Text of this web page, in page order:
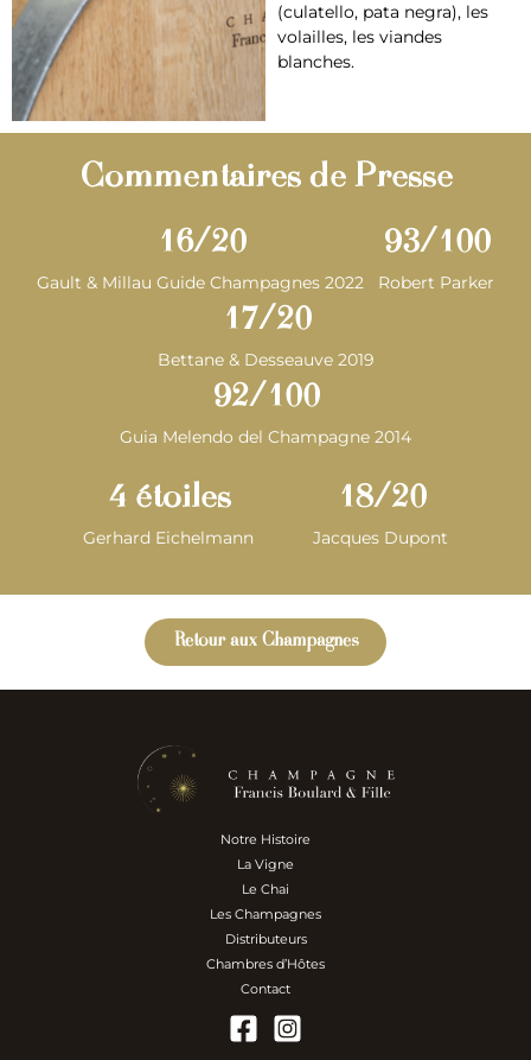
(culatello, pata negra), les
volailles, les viandes
blanches.
Commentaires de Presse
Gault & Millau Guide Champagnes 2022
16/20
Robert Parker
93/100
Bettane & Desseauve 2019
17/20
Guia Melendo del Champagne 2014
92/100
Gerhard Eichelmann
4 étoiles
Jacques Dupont
18/20
Retour aux Champagnes
Notre Histoire
La Vigne
Le Chai
Les Champagnes
Distributeurs
Chambres d’Hôtes
Contact